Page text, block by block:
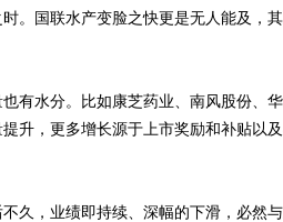
。国联水产变脸之快更是无人能及，
水分。比如康芝药业、南风股份、
升，更多增长源于上市奖励和补贴以
，业绩即持续、深幅的下滑，必然